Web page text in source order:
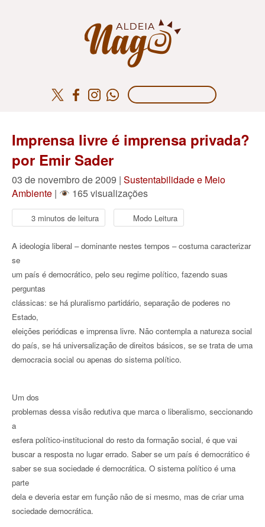
Imprensa livre é imprensa privada?
por Emir Sader
03 de novembro de 2009 | Sustentabilidade e Meio
Ambiente | 165 visualizações
3 minutos de leitura Modo Leitura
A ideologia liberal – dominante nestes tempos – costuma caracterizar
se
um país é democrático, pelo seu regime político, fazendo suas
perguntas
clássicas: se há pluralismo partidário, separação de poderes no
Estado,
eleições periódicas e imprensa livre. Não contempla a natureza social
do país, se há universalização de direitos básicos, se se trata de uma
democracia social ou apenas do sistema político.
Um dos
problemas dessa visão redutiva que marca o liberalismo, seccionando
a
esfera político-institucional do resto da formação social, é que vai
buscar a resposta no lugar errado. Saber se um país é democrático é
saber se sua sociedade é democrática. O sistema político é uma
parte
dela e deveria estar em função não de si mesmo, mas de criar uma
sociedade democrática.